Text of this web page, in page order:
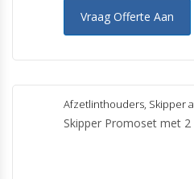
Vraag Offerte Aan
Afzetlinthouders, Skipper
Skipper Promoset met